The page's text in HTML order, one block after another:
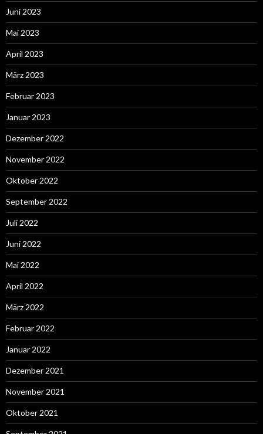
Juni 2023
Mai 2023
April 2023
März 2023
Februar 2023
Januar 2023
Dezember 2022
November 2022
Oktober 2022
September 2022
Juli 2022
Juni 2022
Mai 2022
April 2022
März 2022
Februar 2022
Januar 2022
Dezember 2021
November 2021
Oktober 2021